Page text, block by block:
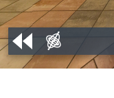
+39 06 69883332
musei@scv.va